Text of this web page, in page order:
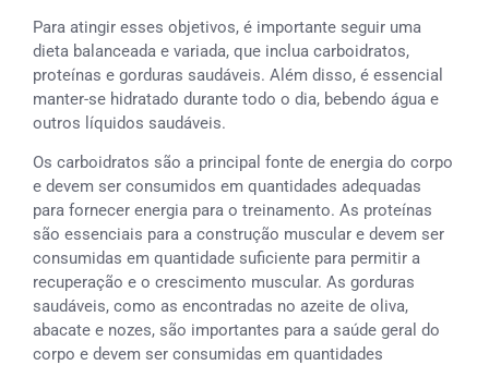
Para atingir esses objetivos, é importante seguir uma
dieta balanceada e variada, que inclua carboidratos,
proteínas e gorduras saudáveis. Além disso, é essencial
manter-se hidratado durante todo o dia, bebendo água e
outros líquidos saudáveis.
Os carboidratos são a principal fonte de energia do corpo
e devem ser consumidos em quantidades adequadas
para fornecer energia para o treinamento. As proteínas
são essenciais para a construção muscular e devem ser
consumidas em quantidade suficiente para permitir a
recuperação e o crescimento muscular. As gorduras
saudáveis, como as encontradas no azeite de oliva,
abacate e nozes, são importantes para a saúde geral do
corpo e devem ser consumidas em quantidades